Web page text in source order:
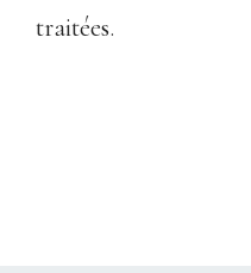
traitées.